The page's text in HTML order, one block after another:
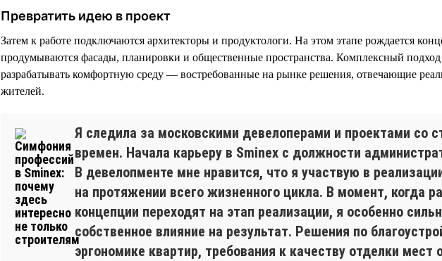
Превратить идею в проект
Затем к работе подключаются архитекторы и продуктологи. На этом этапе рождается
продумываются фасады, планировки и общественные пространства. Комплексный подход
разрабатывать комфортную среду — востребованные на рынке решения, отвечающие
жителей.
Я следила за московскими девелоперами и проектами со
времен. Начала карьеру в Sminex с должности
В девелопменте мне нравится, что я участвую в
на протяжении всего жизненного цикла. В момент, когда
концепции переходят на этап реализации, я особенно
собственное влияние на результат. Решения по
эргономике квартир, требования к качеству отделки мест